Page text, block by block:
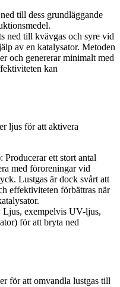
till dess grundläggande
ned till kvävgas och syre vid
av en katalysator. Metoden
och genererar minimalt med
kan
ljus för att aktivera
: Producerar ett stort antal
med föroreningar vid
Lustgas är dock svårt att
effektiviteten förbättras när
Ljus, exempelvis UV-ljus,
för att bryta ned
för att omvandla lustgas till